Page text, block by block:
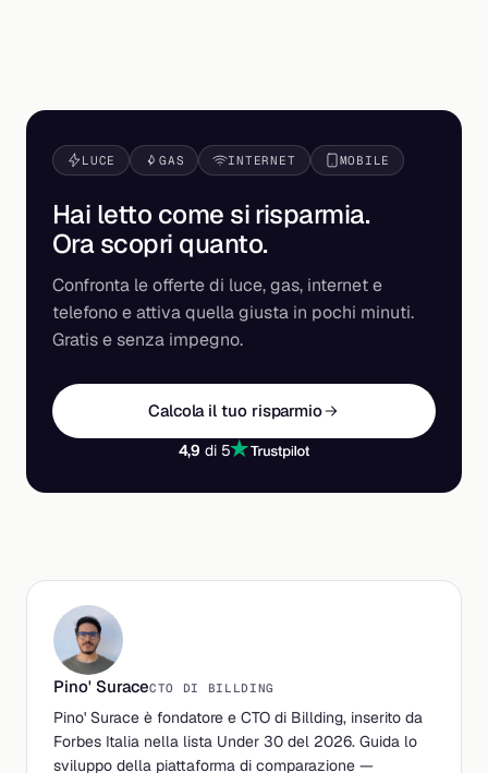
LUCE GAS INTERNET MOBILE
Hai letto come si risparmia.
Ora scopri quanto.
Confronta le offerte di luce, gas, internet e
telefono e attiva quella giusta in pochi minuti.
Gratis e senza impegno.
Calcola il tuo risparmio
4,9 di 5
Pino' SuraceCTO DI BILLDING
Pino' Surace è fondatore e CTO di Billding, inserito da
Forbes Italia nella lista Under 30 del 2026. Guida lo
sviluppo della piattaforma di comparazione —